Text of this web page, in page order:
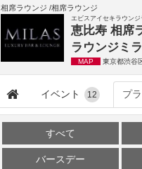
相席ラウンジミラス(2)
相席ラウンジ /相席ラウンジ
エビスアイセキラウン
恵比寿 相席
ラウンジミ
MAP 東京都渋谷
イベント 12 プ
すべて
バースデー